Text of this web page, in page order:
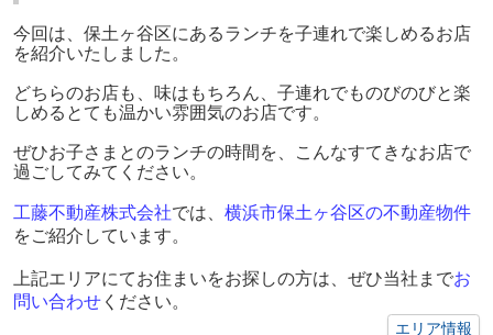
今回は、保土ヶ谷区にあるランチを子連れで楽しめるお店
を紹介いたしました。
どちらのお店も、味はもちろん、子連れでものびのびと楽
しめるとても温かい雰囲気のお店です。
ぜひお子さまとのランチの時間を、こんなすてきなお店で
過ごしてみてください。
工藤不動産株式会社では、 横浜市保土ヶ谷区の不動産物件
をご紹介しています。
上記エリアにてお住まいをお探しの方は、ぜひ当社までお
問い合わせください。
エリア情報